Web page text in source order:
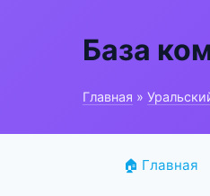
База
Главная »
🏠 Главная